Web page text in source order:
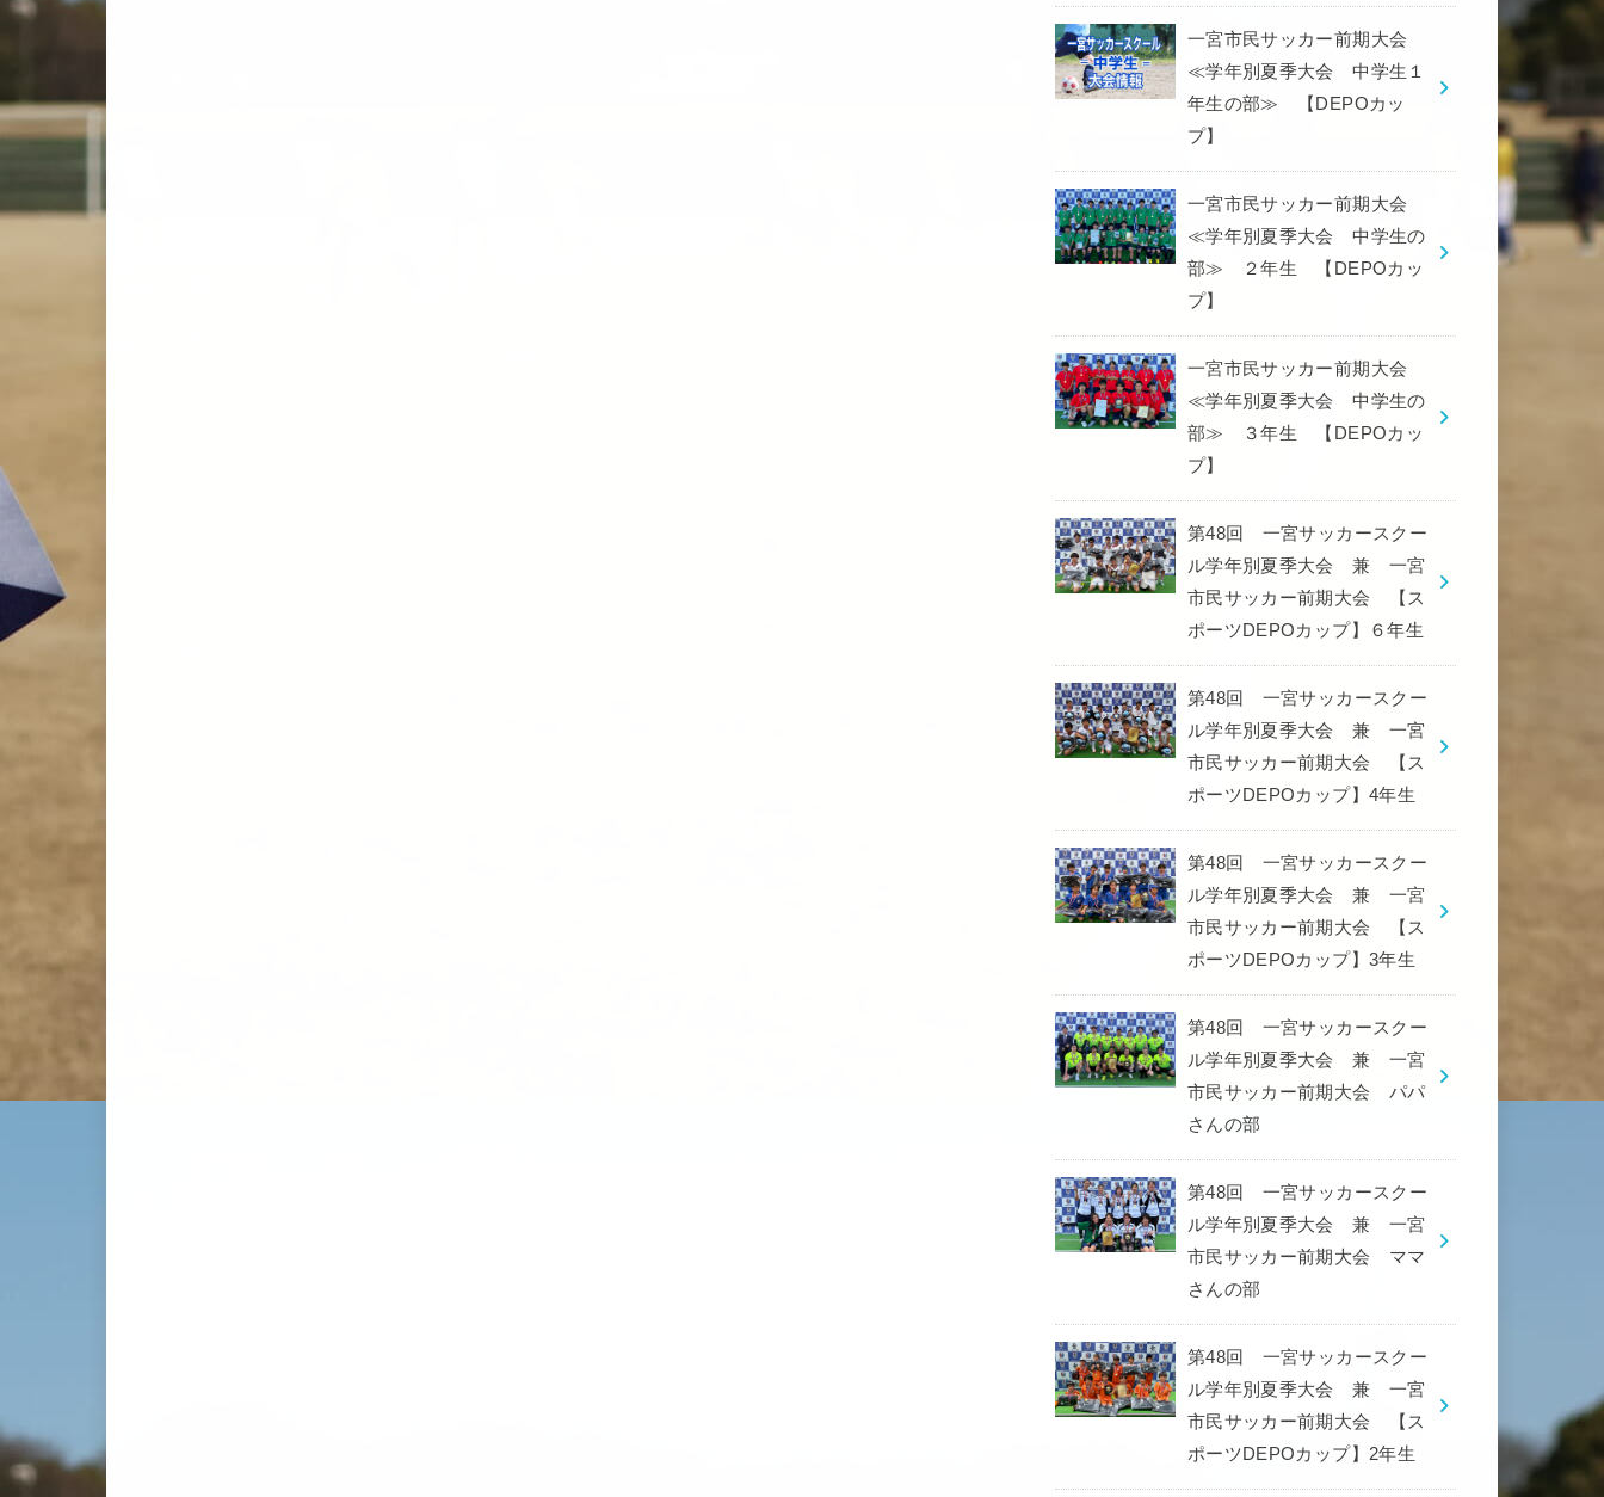
一宮市民サッカー前期大会
≪学年別夏季大会 中学生１
年生の部≫ 【DEPOカッ
プ】
一宮市民サッカー前期大会
≪学年別夏季大会 中学生の
部≫ ２年生 【DEPOカッ
プ】
一宮市民サッカー前期大会
≪学年別夏季大会 中学生の
部≫ ３年生 【DEPOカッ
プ】
第48回 一宮サッカースクー
ル学年別夏季大会 兼 一宮
市民サッカー前期大会 【ス
ポーツDEPOカップ】６年生
第48回 一宮サッカースクー
ル学年別夏季大会 兼 一宮
市民サッカー前期大会 【ス
ポーツDEPOカップ】4年生
第48回 一宮サッカースクー
ル学年別夏季大会 兼 一宮
市民サッカー前期大会 【ス
ポーツDEPOカップ】3年生
第48回 一宮サッカースクー
ル学年別夏季大会 兼 一宮
市民サッカー前期大会 パパ
さんの部
第48回 一宮サッカースクー
ル学年別夏季大会 兼 一宮
市民サッカー前期大会 ママ
さんの部
第48回 一宮サッカースクー
ル学年別夏季大会 兼 一宮
市民サッカー前期大会 【ス
ポーツDEPOカップ】2年生